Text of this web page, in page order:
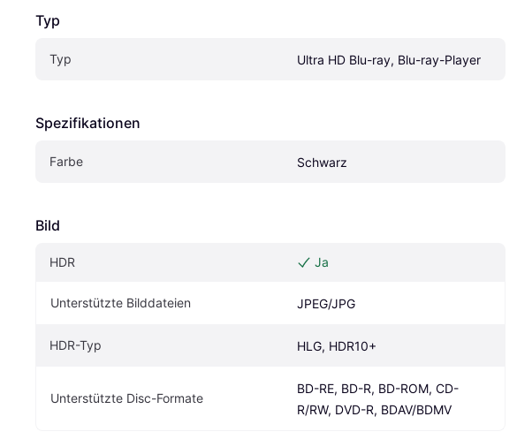
Typ
Typ Ultra HD Blu-ray, Blu-ray-Player
Spezifikationen
Farbe Schwarz
Bild
HDR Ja
Unterstützte Bilddateien JPEG/JPG
HDR-Typ HLG, HDR10+
Unterstützte Disc-Formate
BD-RE, BD-R, BD-ROM, CD-
R/RW, DVD-R, BDAV/BDMV